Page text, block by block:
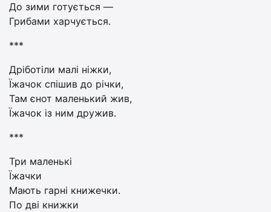
До зими готується —
Грибами харчується.
***
Дріботіли малі ніжки,
Їжачок спішив до річки,
Там єнот маленький жив,
Їжачок із ним дружив.
***
Три маленькі
Їжачки
Мають гарні книжечки.
По дві книжки